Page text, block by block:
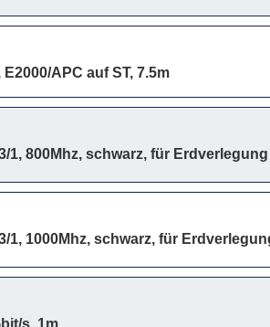
APC auf ST, 7.5m
1, 800Mhz, schwarz, für
1, 1000Mhz, schwarz, für
s, 1m